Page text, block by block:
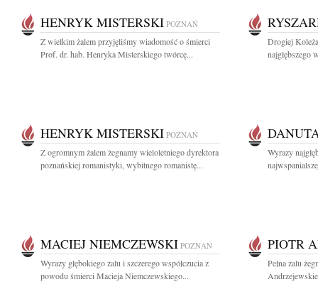
HENRYK MISTERSKI POZNAŃ
Z wielkim żalem przyjęliśmy wiadomość o śmierci
Prof. dr. hab. Henryka Misterskiego twórcę...
Drogiej
najgłębszego
HENRYK MISTERSKI POZNAŃ
Z ogromnym żalem żegnamy wieloletniego dyrektora
poznańskiej romanistyki, wybitnego romanistę...
Wyrazy
MACIEJ NIEMCZEWSKI POZNAŃ
Wyrazy głębokiego żalu i szczerego współczucia z
powodu śmierci Macieja Niemczewskiego...
PIOTR
Pełna żalu